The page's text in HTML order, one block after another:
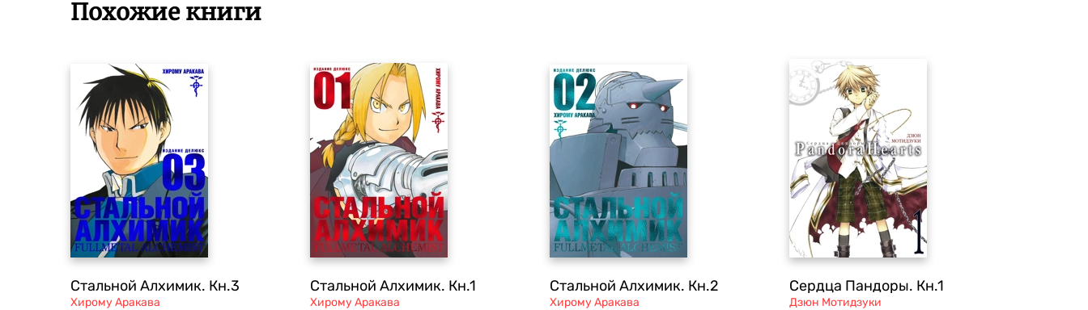
Похожие книги
Стальной Алхимик. Кн.3
Хирому Аракава
Стальной Алхимик. Кн.1
Хирому Аракава
Стальной Алхимик. Кн.2
Хирому Аракава
Сердца Пандоры. Кн.1
Дзюн Мотидзуки